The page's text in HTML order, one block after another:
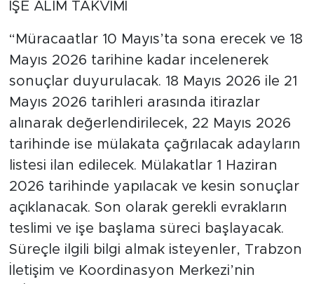
İŞE ALIM TAKVİMİ
“Müracaatlar 10 Mayıs’ta sona erecek ve 18
Mayıs 2026 tarihine kadar incelenerek
sonuçlar duyurulacak. 18 Mayıs 2026 ile 21
Mayıs 2026 tarihleri arasında itirazlar
alınarak değerlendirilecek, 22 Mayıs 2026
tarihinde ise mülakata çağrılacak adayların
listesi ilan edilecek. Mülakatlar 1 Haziran
2026 tarihinde yapılacak ve kesin sonuçlar
açıklanacak. Son olarak gerekli evrakların
teslimi ve işe başlama süreci başlayacak.
Süreçle ilgili bilgi almak isteyenler, Trabzon
İletişim ve Koordinasyon Merkezi’nin